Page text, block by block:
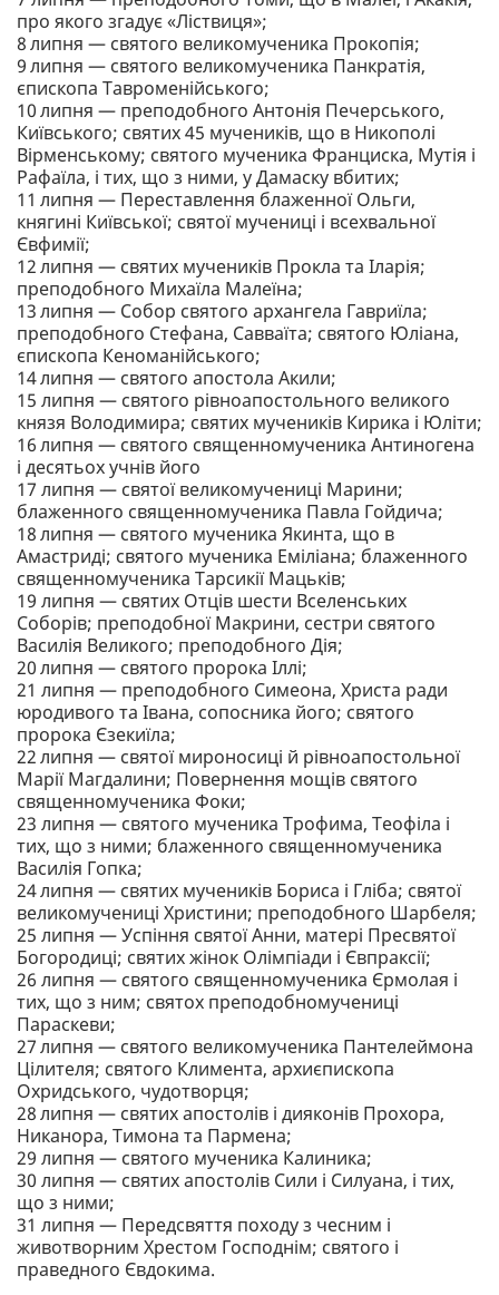
про якого згадує «Ліствиця»;
8 липня — святого великомученика Прокопія;
9 липня — святого великомученика Панкратія,
єпископа Тавроменійського;
10 липня — преподобного Антонія Печерського,
Київського; святих 45 мучеників, що в Никополі
Вірменському; святого мученика Франциска, Мутія і
Рафаїла, і тих, що з ними, у Дамаску вбитих;
11 липня — Переставлення блаженної Ольги,
княгині Київської; святої мучениці і всехвальної
Євфимії;
12 липня — святих мучеників Прокла та Іларія;
преподобного Михаїла Малеїна;
13 липня — Собор святого архангела Гавриїла;
преподобного Стефана, Савваїта; святого Юліана,
єпископа Кеноманійського;
14 липня — святого апостола Акили;
15 липня — святого рівноапостольного великого
князя Володимира; святих мучеників Кирика і Юліти;
16 липня — святого священномученика Антиногена
і десятьох учнів його
17 липня — святої великомучениці Марини;
блаженного священномученика Павла Гойдича;
18 липня — святого мученика Якинта, що в
Амастриді; святого мученика Еміліана; блаженного
священномученика Тарсикії Мацьків;
19 липня — святих Отців шести Вселенських
Соборів; преподобної Макрини, сестри святого
Василія Великого; преподобного Дія;
20 липня — святого пророка Іллі;
21 липня — преподобного Симеона, Христа ради
юродивого та Івана, сопосника його; святого
пророка Єзекиїла;
22 липня — святої мироносиці й рівноапостольної
Марії Магдалини; Повернення мощів святого
священномученика Фоки;
23 липня — святого мученика Трофима, Теофіла і
тих, що з ними; блаженного священномученика
Василія Гопка;
24 липня — святих мучеників Бориса і Гліба; святої
великомучениці Христини; преподобного Шарбеля;
25 липня — Успіння святої Анни, матері Пресвятої
Богородиці; святих жінок Олімпіади і Євпраксії;
26 липня — святого священномученика Єрмолая і
тих, що з ним; святох преподобномучениці
Параскеви;
27 липня — святого великомученика Пантелеймона
Цілителя; святого Климента, архиєпископа
Охридського, чудотворця;
28 липня — святих апостолів і дияконів Прохора,
Никанора, Тимона та Пармена;
29 липня — святого мученика Калиника;
30 липня — святих апостолів Сили і Силуана, і тих,
що з ними;
31 липня — Передсвяття походу з чесним і
животворним Хрестом Господнім; святого і
праведного Євдокима.